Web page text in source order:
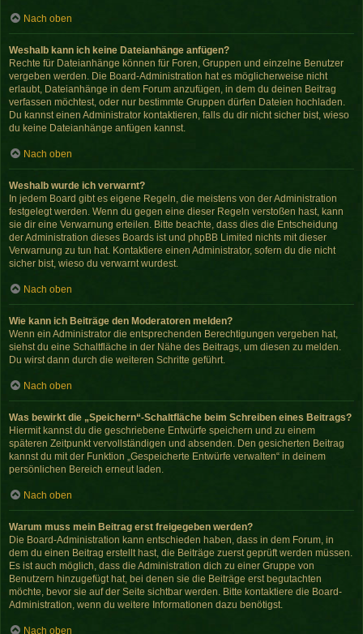
Nach oben
Weshalb kann ich keine Dateianhänge anfügen?
Rechte für Dateianhänge können für Foren, Gruppen und einzelne Benutzer
vergeben werden. Die Board-Administration hat es möglicherweise nicht
erlaubt, Dateianhänge in dem Forum anzufügen, in dem du deinen Beitrag
verfassen möchtest, oder nur bestimmte Gruppen dürfen Dateien hochladen.
Du kannst einen Administrator kontaktieren, falls du dir nicht sicher bist, wieso
du keine Dateianhänge anfügen kannst.
Nach oben
Weshalb wurde ich verwarnt?
In jedem Board gibt es eigene Regeln, die meistens von der Administration
festgelegt werden. Wenn du gegen eine dieser Regeln verstoßen hast, kann
sie dir eine Verwarnung erteilen. Bitte beachte, dass dies die Entscheidung
der Administration dieses Boards ist und phpBB Limited nichts mit dieser
Verwarnung zu tun hat. Kontaktiere einen Administrator, sofern du die nicht
sicher bist, wieso du verwarnt wurdest.
Nach oben
Wie kann ich Beiträge den Moderatoren melden?
Wenn ein Administrator die entsprechenden Berechtigungen vergeben hat,
siehst du eine Schaltfläche in der Nähe des Beitrags, um diesen zu melden.
Du wirst dann durch die weiteren Schritte geführt.
Nach oben
Was bewirkt die „Speichern“-Schaltfläche beim Schreiben eines Beitrags?
Hiermit kannst du die geschriebene Entwürfe speichern und zu einem
späteren Zeitpunkt vervollständigen und absenden. Den gesicherten Beitrag
kannst du mit der Funktion „Gespeicherte Entwürfe verwalten“ in deinem
persönlichen Bereich erneut laden.
Nach oben
Warum muss mein Beitrag erst freigegeben werden?
Die Board-Administration kann entschieden haben, dass in dem Forum, in
dem du einen Beitrag erstellt hast, die Beiträge zuerst geprüft werden müssen.
Es ist auch möglich, dass die Administration dich zu einer Gruppe von
Benutzern hinzugefügt hat, bei denen sie die Beiträge erst begutachten
möchte, bevor sie auf der Seite sichtbar werden. Bitte kontaktiere die Board-
Administration, wenn du weitere Informationen dazu benötigst.
Nach oben